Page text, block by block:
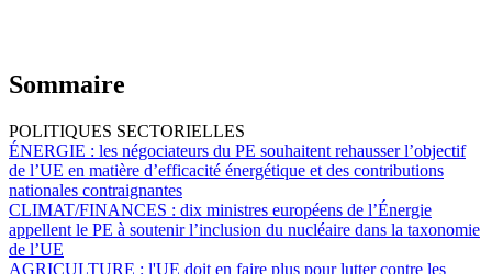
Sommaire
POLITIQUES SECTORIELLES
ÉNERGIE : les négociateurs du PE souhaitent rehausser l’objectif
de l’UE en matière d’efficacité énergétique et des contributions
nationales contraignantes
CLIMAT/FINANCES : dix ministres européens de l’Énergie
appellent le PE à soutenir l’inclusion du nucléaire dans la taxonomie
de l’UE
AGRICULTURE : l'UE doit en faire plus pour lutter contre les